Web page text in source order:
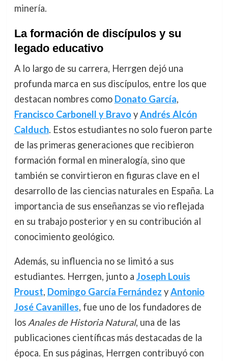
minería.
La formación de discípulos y su
legado educativo
A lo largo de su carrera, Herrgen dejó una
profunda marca en sus discípulos, entre los que
destacan nombres como Donato García,
Francisco Carbonell y BravoyAndrés Alcón
Calduch. Estos estudiantes no solo fueron parte
de las primeras generaciones que recibieron
formación formal en mineralogía, sino que
también se convirtieron en figuras clave en el
desarrollo de las ciencias naturales en España. La
importancia de sus enseñanzas se vio reflejada
en su trabajo posterior y en su contribución al
conocimiento geológico.
Además, su influencia no se limitó a sus
estudiantes. Herrgen, junto a Joseph Louis
Proust, Domingo García Fernández yAntonio
José Cavanilles, fue uno de los fundadores de
losAnales de Historia Natural, una de las
publicaciones científicas más destacadas de la
época. En sus páginas, Herrgen contribuyó con